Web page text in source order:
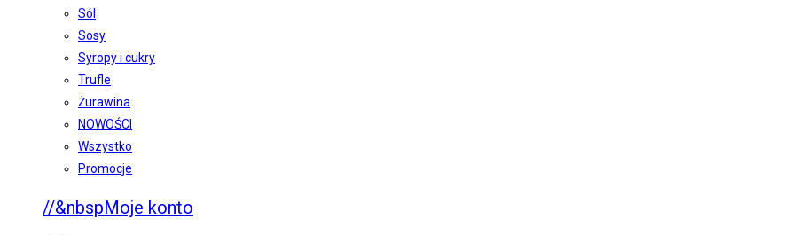
Sól
Sosy
Syropy i cukry
Trufle
Żurawina
NOWOŚCI
Wszystko
Promocje
//&nbspMoje konto